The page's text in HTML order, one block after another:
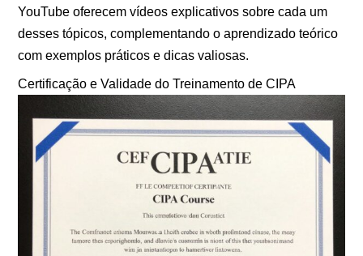
YouTube oferecem vídeos explicativos sobre cada um
desses tópicos, complementando o aprendizado teórico
com exemplos práticos e dicas valiosas.
Certificação e Validade do Treinamento de CIPA